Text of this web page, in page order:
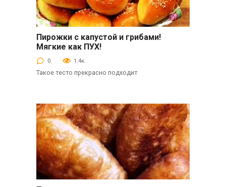
Выпечка
Пирожки с капустой и грибами!
Мягкие как ПУХ!
0 1.4к.
Такое тесто прекрасно подходит